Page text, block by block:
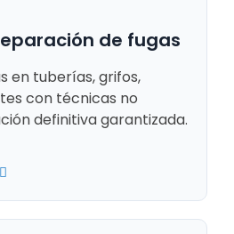
de fugas
en tuberías, grifos,
con técnicas no
definitiva garantizada.